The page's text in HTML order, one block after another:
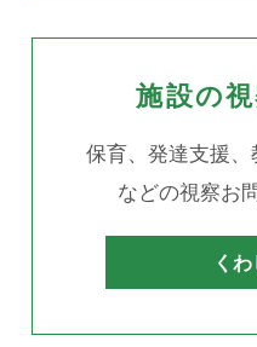
施設の
保育、発達支援
などの視察お
く